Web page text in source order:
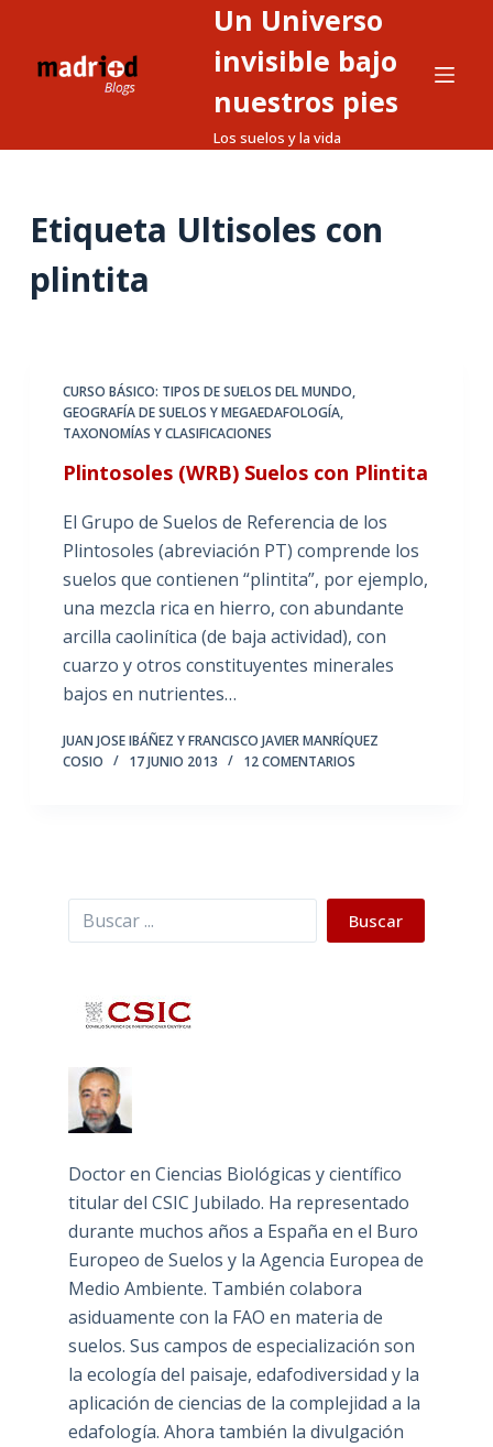
Un Universo
invisible bajo
nuestros pies
Los suelos y la vida
Etiqueta Ultisoles con
plintita
CURSO BÁSICO: TIPOS DE SUELOS DEL MUNDO,
GEOGRAFÍA DE SUELOS Y MEGAEDAFOLOGÍA,
TAXONOMÍAS Y CLASIFICACIONES
Plintosoles (WRB) Suelos con Plintita
El Grupo de Suelos de Referencia de los
Plintosoles (abreviación PT) comprende los
suelos que contienen “plintita”, por ejemplo,
una mezcla rica en hierro, con abundante
arcilla caolinítica (de baja actividad), con
cuarzo y otros constituyentes minerales
bajos en nutrientes…
JUAN JOSE IBÁÑEZ Y FRANCISCO JAVIER MANRÍQUEZ
COSIO
17 JUNIO 2013 12 COMENTARIOS
Buscar Buscar
Doctor en Ciencias Biológicas y científico
titular del CSIC Jubilado. Ha representado
durante muchos años a España en el Buro
Europeo de Suelos y la Agencia Europea de
Medio Ambiente. También colabora
asiduamente con la FAO en materia de
suelos. Sus campos de especialización son
la ecología del paisaje, edafodiversidad y la
aplicación de ciencias de la complejidad a la
edafología. Ahora también la divulgación